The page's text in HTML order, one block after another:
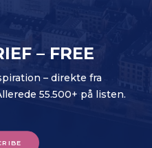
– FREE
– direkte fra
55.500+ på listen.